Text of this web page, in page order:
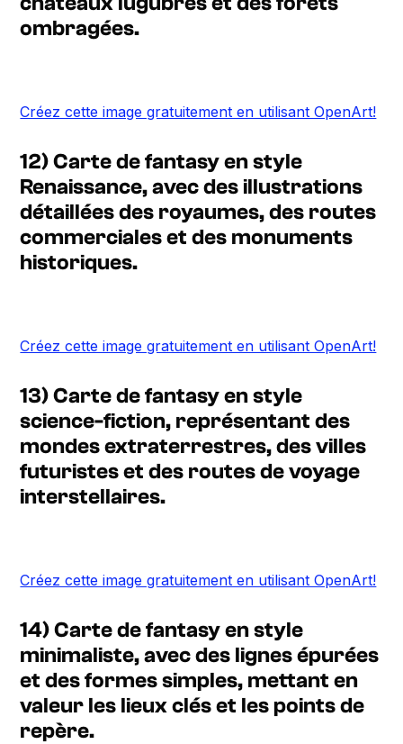
ombragées.
Créez cette image gratuitement en utilisant OpenArt!
12) Carte de fantasy en style
Renaissance, avec des illustrations
détaillées des royaumes, des routes
commerciales et des monuments
historiques.
Créez cette image gratuitement en utilisant OpenArt!
13) Carte de fantasy en style
science-fiction, représentant des
mondes extraterrestres, des villes
futuristes et des routes de voyage
interstellaires.
Créez cette image gratuitement en utilisant OpenArt!
14) Carte de fantasy en style
minimaliste, avec des lignes épurées
et des formes simples, mettant en
valeur les lieux clés et les points de
repère.